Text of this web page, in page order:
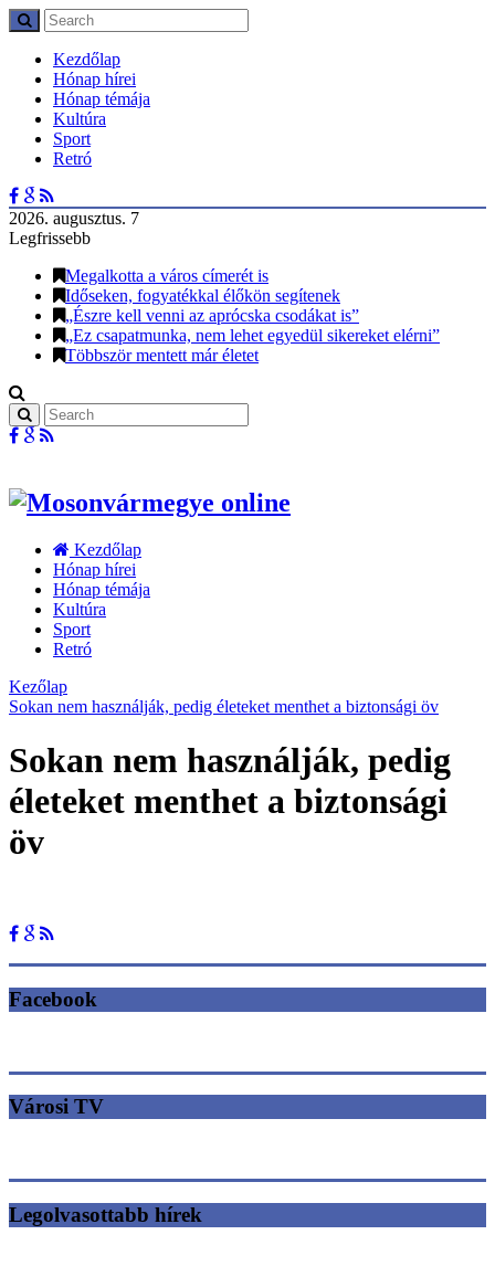
Kezdőlap
Hónap hírei
Hónap témája
Kultúra
Sport
Retró
2026. augusztus. 7
Legfrissebb
Megalkotta a város címerét is
Időseken, fogyatékkal élőkön segítenek
„Észre kell venni az aprócska csodákat is”
„Ez csapatmunka, nem lehet egyedül sikereket elérni”
Többször mentett már életet
Kezdőlap
Hónap hírei
Hónap témája
Kultúra
Sport
Retró
Kezőlap
Sokan nem használják, pedig életeket menthet a biztonsági öv
Sokan nem használják, pedig
életeket menthet a biztonsági
öv
Facebook
Városi TV
Legolvasottabb hírek